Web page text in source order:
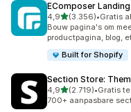
EComposer
4,9van 5 sterren
(3.356)
3356 recensies in
•Gratis
Bouw pagina's om
productpagina, blog,
Built for Shopify
Section Store:
4,9van 5 sterren
(2.719)
2719 recensies in
•Gratis
700+ aanpasbare